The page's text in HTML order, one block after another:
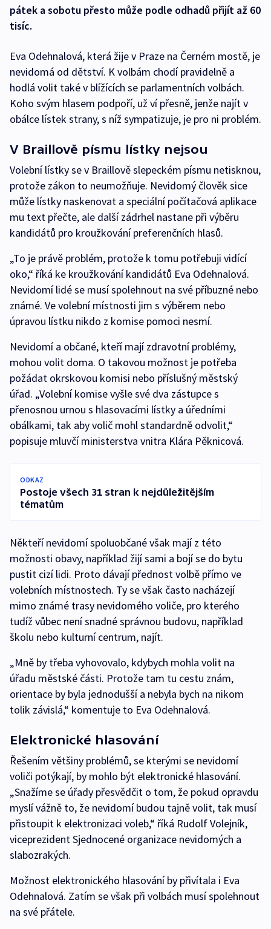
pátek a sobotu přesto může podle odhadů přijít až 60
tisíc.
Eva Odehnalová, která žije v Praze na Černém mostě, je
nevidomá od dětství. K volbám chodí pravidelně a
hodlá volit také v blížících se parlamentních volbách.
Koho svým hlasem podpoří, už ví přesně, jenže najít v
obálce lístek strany, s níž sympatizuje, je pro ni problém.
V Braillově písmu lístky nejsou
Volební lístky se v Braillově slepeckém písmu netisknou,
protože zákon to neumožňuje. Nevidomý člověk sice
může lístky naskenovat a speciální počítačová aplikace
mu text přečte, ale další zádrhel nastane při výběru
kandidátů pro kroužkování preferenčních hlasů.
„To je právě problém, protože k tomu potřebuji vidící
oko,“ říká ke kroužkování kandidátů Eva Odehnalová.
Nevidomí lidé se musí spolehnout na své příbuzné nebo
známé. Ve volební místnosti jim s výběrem nebo
úpravou lístku nikdo z komise pomoci nesmí.
Nevidomí a občané, kteří mají zdravotní problémy,
mohou volit doma. O takovou možnost je potřeba
požádat okrskovou komisi nebo příslušný městský
úřad. „Volební komise vyšle své dva zástupce s
přenosnou urnou s hlasovacími lístky a úředními
obálkami, tak aby volič mohl standardně odvolit,“
popisuje mluvčí ministerstva vnitra Klára Pěknicová.
ODKAZ
Postoje všech 31 stran k nejdůležitějším
tématům
Někteří nevidomí spoluobčané však mají z této
možnosti obavy, například žijí sami a bojí se do bytu
pustit cizí lidi. Proto dávají přednost volbě přímo ve
volebních místnostech. Ty se však často nacházejí
mimo známé trasy nevidomého voliče, pro kterého
tudíž vůbec není snadné správnou budovu, například
školu nebo kulturní centrum, najít.
„Mně by třeba vyhovovalo, kdybych mohla volit na
úřadu městské části. Protože tam tu cestu znám,
orientace by byla jednodušší a nebyla bych na nikom
tolik závislá,“ komentuje to Eva Odehnalová.
Elektronické hlasování
Řešením většiny problémů, se kterými se nevidomí
voliči potýkají, by mohlo být elektronické hlasování.
„Snažíme se úřady přesvědčit o tom, že pokud opravdu
myslí vážně to, že nevidomí budou tajně volit, tak musí
přistoupit k elektronizaci voleb,“ říká Rudolf Volejník,
viceprezident Sjednocené organizace nevidomých a
slabozrakých.
Možnost elektronického hlasování by přivítala i Eva
Odehnalová. Zatím se však při volbách musí spolehnout
na své přátele.